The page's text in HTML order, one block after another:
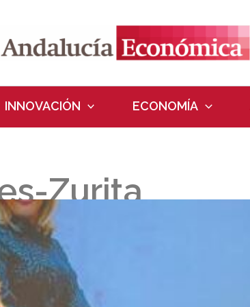
INNOVACIÓN ECONOMÍA
Zurita